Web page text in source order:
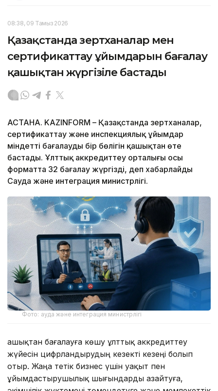
08:38, 09 Тамыз 2026
Қазақстанда зертханалар мен
сертификаттау ұйымдарын бағалау
қашықтан жүргізіле бастады
АСТАНА. KAZINFORM – Қазақстанда зертханалар,
сертификаттау және инспекциялық ұйымдар
міндетті бағалаудың бір бөлігін қашықтан өте
бастады. Ұлттық аккредиттеу орталығы осы
форматта 32 бағалау жүргізді, деп хабарлайды
Сауда және интеграция министрлігі.
Фото: ауда және интеграция министрлігі
Қашықтан бағалауға көшу ұлттық аккредиттеу
жүйесін цифрландырудың кезекті кезеңі болып
отыр. Жаңа тетік бизнес үшін уақыт пен
ұйымдастырушылық шығындарды азайтуға,